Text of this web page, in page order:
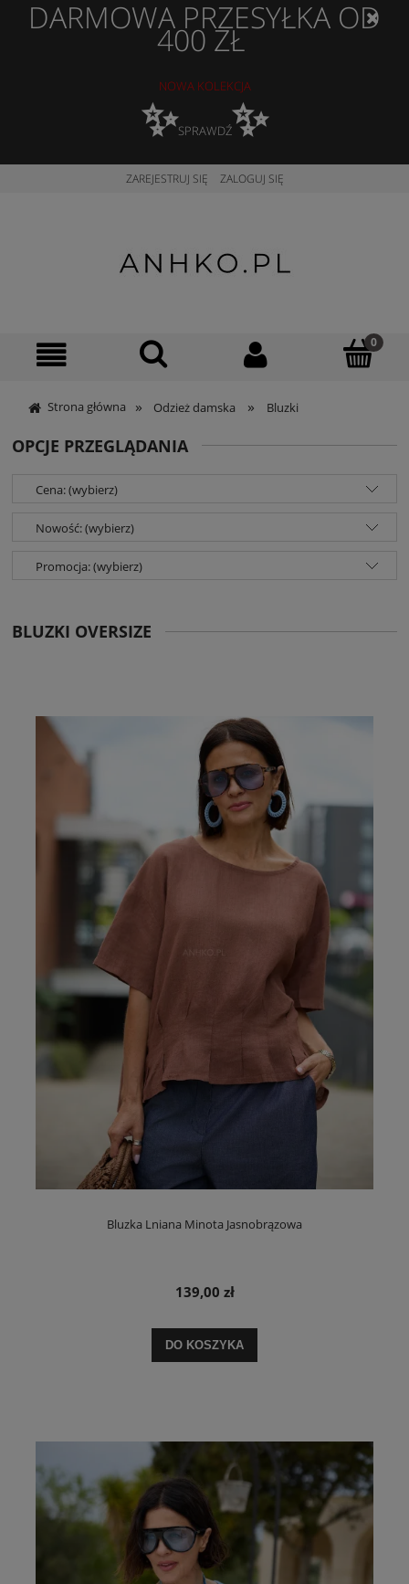
DARMOWA PRZESYŁKA OD
400 ZŁ
NOWA KOLEKCJA
✨SPRAWDŹ✨
ZAREJESTRUJ SIĘ ZALOGUJ SIĘ
Strona główna » Odzież damska » Bluzki
OPCJE PRZEGLĄDANIA
Cena: (wybierz)
Nowość: (wybierz)
Promocja: (wybierz)
BLUZKI OVERSIZE
Bluzka Lniana Minota Jasnobrązowa
139,00 zł
DO KOSZYKA